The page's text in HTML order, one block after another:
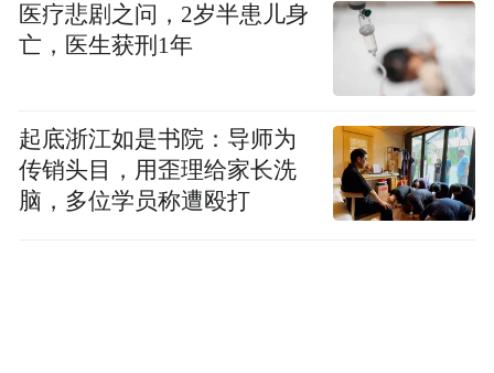
医疗悲剧之问，2岁半患儿身
亡，医生获刑1年
起底浙江如是书院：导师为
传销头目，用歪理给家长洗
脑，多位学员称遭殴打